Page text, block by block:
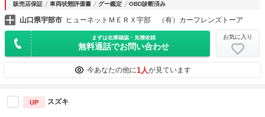
販売店保証 車両状態評価書 グー鑑定 OBD診断済み
山口県宇部市 ヒューネットＭＥＲＸ宇部 （有）カーフレンズトーア
まずは在庫確認・見積依頼
無料通話でお問い合わせ
お気に入り
今あなたの他に1人が見ています
UP スズキ